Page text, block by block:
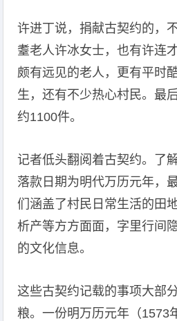
许进丁说，捐献古契约的，
耋老人许冰女士，也有许连
颇有远见的老人，更有平时
生，还有不少热心村民。最
约1100件。
记者低头翻阅着古契约。了
落款日期为明代万历元年，
们涵盖了村民日常生活的田
析产等方方面面，字里行间
的文化信息。
这些古契约记载的事项大部
粮。一份明万历元年（1573